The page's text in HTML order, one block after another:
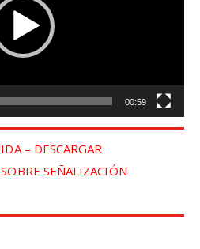
00:59
– DESCARGAR
SEÑALIZACIÓN